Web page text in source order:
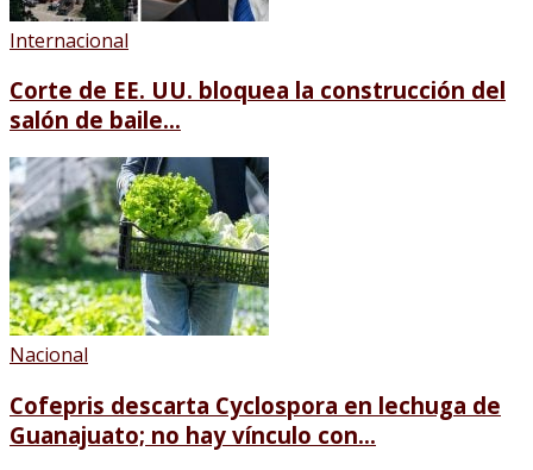
Internacional
Corte de EE. UU. bloquea la construcción del
salón de baile...
Nacional
Cofepris descarta Cyclospora en lechuga de
Guanajuato; no hay vínculo con...